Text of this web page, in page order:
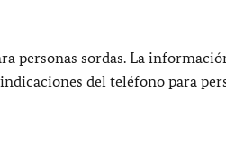
personas sordas. La
del teléfono para